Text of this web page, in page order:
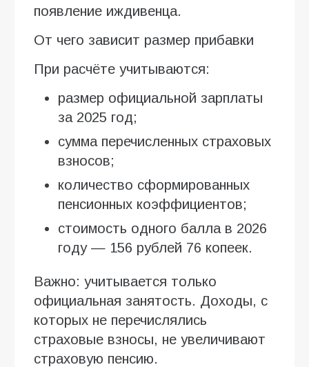
появление иждивенца.
От чего зависит размер прибавки
При расчёте учитываются:
размер официальной зарплаты
за 2025 год;
сумма перечисленных страховых
взносов;
количество сформированных
пенсионных коэффициентов;
стоимость одного балла в 2026
году — 156 рублей 76 копеек.
Важно: учитывается только
официальная занятость. Доходы, с
которых не перечислялись
страховые взносы, не увеличивают
страховую пенсию.